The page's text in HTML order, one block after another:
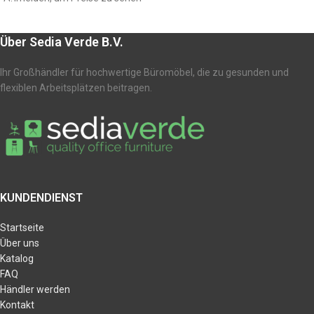
Über Sedia Verde B.V.
Ihr Großhändler für hochwertige Büromöbel, die zu gesunden und
flexiblen Arbeitsplätzen beitragen.
KUNDENDIENST
Startseite
Über uns
Katalog
FAQ
Händler werden
Kontakt